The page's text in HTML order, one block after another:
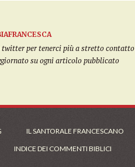
twitter per tenerci più a stretto contatto
su ogni articolo pubblicato
IL SANTORALE FRANCESCANO
INDICE DEI COMMENTI BIBLICI